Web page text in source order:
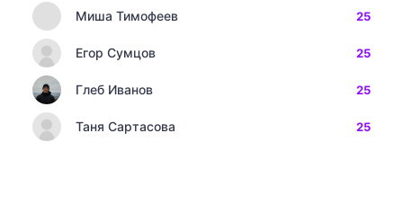
Миша Тимофеев 25
Егор Сумцов 25
Глеб Иванов 25
Таня Сартасова 25